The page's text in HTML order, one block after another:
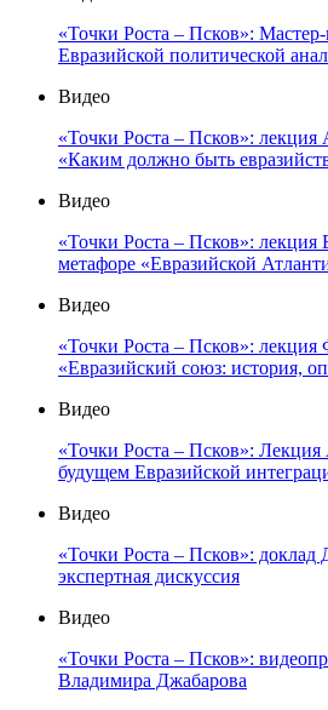
«Точки Роста – Псков»:
Евразийской политической
Видео
«Точки Роста – Псков»: лекция
«Каким должно быть
Видео
«Точки Роста – Псков»: лекция
метафоре «Евразийской
Видео
«Точки Роста – Псков»:
«Евразийский союз: история,
Видео
«Точки Роста – Псков»:
будущем Евразийской
Видео
«Точки Роста – Псков»: доклад
экспертная дискуссия
Видео
«Точки Роста – Псков»:
Владимира Джабарова